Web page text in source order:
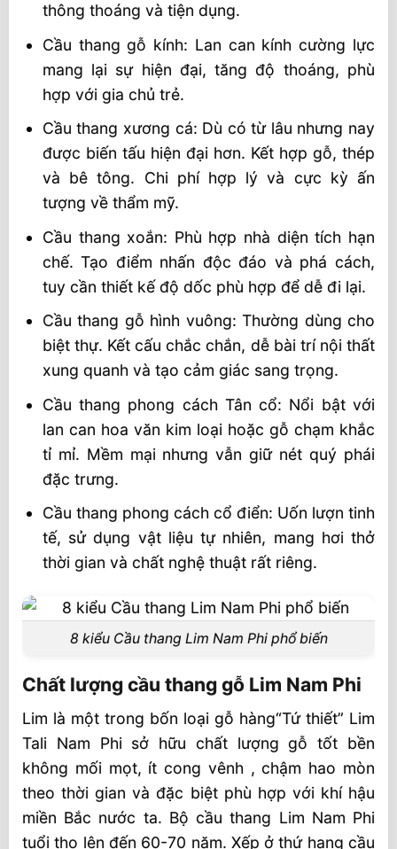
thông thoáng và tiện dụng.
Cầu thang gỗ kính: Lan can kính cường lực
mang lại sự hiện đại, tăng độ thoáng, phù
hợp với gia chủ trẻ.
Cầu thang xương cá: Dù có từ lâu nhưng nay
được biến tấu hiện đại hơn. Kết hợp gỗ, thép
và bê tông. Chi phí hợp lý và cực kỳ ấn
tượng về thẩm mỹ.
Cầu thang xoắn: Phù hợp nhà diện tích hạn
chế. Tạo điểm nhấn độc đáo và phá cách,
tuy cần thiết kế độ dốc phù hợp để dễ đi lại.
Cầu thang gỗ hình vuông: Thường dùng cho
biệt thự. Kết cấu chắc chắn, dễ bài trí nội thất
xung quanh và tạo cảm giác sang trọng.
Cầu thang phong cách Tân cổ: Nổi bật với
lan can hoa văn kim loại hoặc gỗ chạm khắc
tỉ mỉ. Mềm mại nhưng vẫn giữ nét quý phái
đặc trưng.
Cầu thang phong cách cổ điển: Uốn lượn tinh
tế, sử dụng vật liệu tự nhiên, mang hơi thở
thời gian và chất nghệ thuật rất riêng.
8 kiểu Cầu thang Lim Nam Phi phổ biến
Chất lượng cầu thang gỗ Lim Nam Phi
Lim là một trong bốn loại gỗ hàng“Tứ thiết” Lim
Tali Nam Phi sở hữu chất lượng gỗ tốt bền
không mối mọt, ít cong vênh , chậm hao mòn
theo thời gian và đặc biệt phù hợp với khí hậu
miền Bắc nước ta. Bộ cầu thang Lim Nam Phi
tuổi thọ lên đến 60-70 năm. Xếp ở thứ hạng cầu